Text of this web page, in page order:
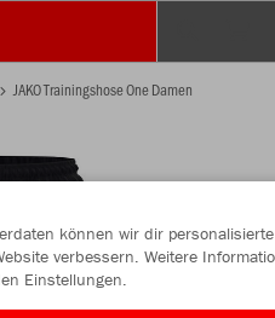
JAKO Trainingshose One Damen
können wir dir personalisierte
verbessern. Weitere
Einstellungen.